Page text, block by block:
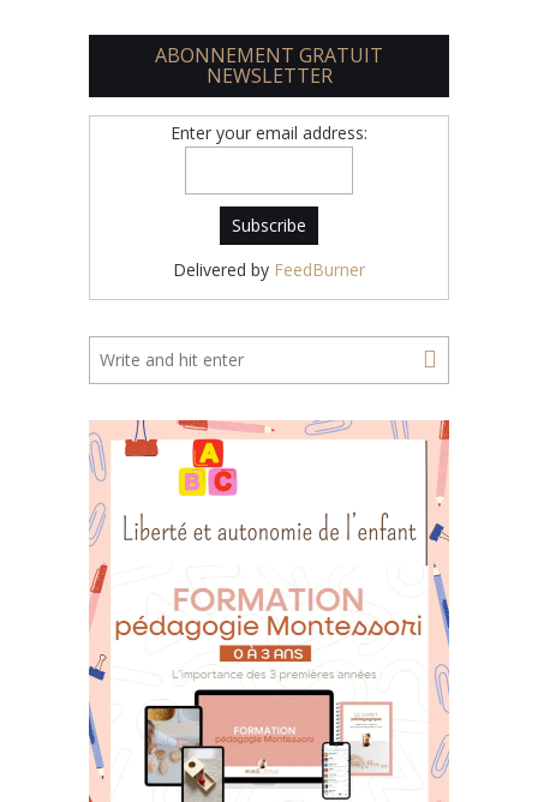
ABONNEMENT GRATUIT
NEWSLETTER
Enter your email address:
Delivered by FeedBurner